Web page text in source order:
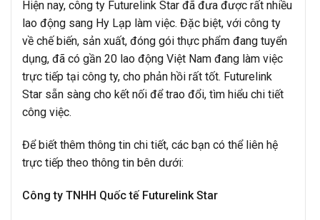
Hiện nay, công ty Futurelink Star đã đưa được rất nhiều
lao động sang Hy Lạp làm việc. Đặc biệt, với công ty
về chế biến, sản xuất, đóng gói thực phẩm đang tuyển
dụng, đã có gần 20 lao động Việt Nam đang làm việc
trực tiếp tại công ty, cho phản hồi rất tốt. Futurelink
Star sẵn sàng cho kết nối để trao đổi, tìm hiểu chi tiết
công việc.
Để biết thêm thông tin chi tiết, các bạn có thể liên hệ
trực tiếp theo thông tin bên dưới:
Công ty TNHH Quốc tế Futurelink Star